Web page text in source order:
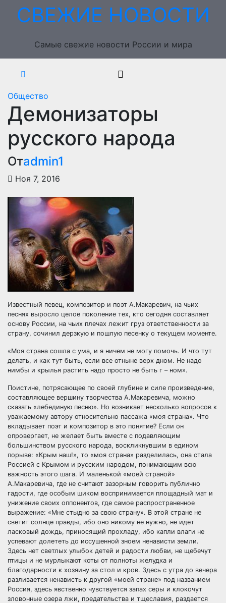
ПерейтиСВЕЖИЕ НОВОСТИ
Самые свежие новости России и мира
Общество
Демонизаторы
русского народа
Отadmin1
Ноя 7, 2016
Известный певец, композитор и поэт А.Макаревич, на чьих
песнях выросло целое поколение тех, кто сегодня составляет
основу России, на чьих плечах лежит груз ответственности за
страну, сочинил дерзкую и пошлую песенку о текущем моменте.
«Моя страна сошла с ума, и я ничем не могу помочь. И что тут
делать, и как тут быть, если все отныне верх дном. Не надо
нимбы и крылья растить надо просто не быть г – ном».
Поистине, потрясающее по своей глубине и силе произведение,
составляющее вершину творчества А.Макаревича, можно
сказать «лебединую песню». Но возникает несколько вопросов к
уважаемому автору относительно пассажа «моя страна». Что
вкладывает поэт и композитор в это понятие? Если он
опровергает, не желает быть вместе с подавляющим
большинством русского народа, воскликнувшим в едином
порыве: «Крым наш!», то «моя страна» разделилась, она стала
Россией с Крымом и русским народом, понимающим всю
важность этого шага. И маленькой «моей страной»
А.Макаревича, где не считают зазорным говорить публично
гадости, где особым шиком воспринимается площадный мат и
унижение своих оппонентов, где самое распространенное
выражение: «Мне стыдно за свою страну». В этой стране не
светит солнце правды, ибо оно никому не нужно, не идет
ласковый дождь, приносящий прохладу, ибо капли влаги не
успевают долететь до иссушенной зноем ненависти земли.
Здесь нет светлых улыбок детей и радости любви, не щебечут
птицы и не мурлыкают коты от полноты желудка и
благодарности к хозяину за стол и кров. Здесь с утра до вечера
разливается ненависть к другой «моей стране» под названием
Россия, здесь явственно чувствуется запах серы и клокочут
зловонные озера лжи, предательства и тщеславия, раздается